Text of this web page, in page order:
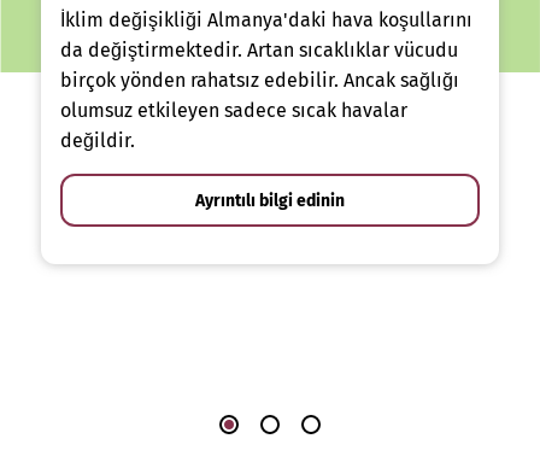
İklim değişikliği Almanya'daki hava koşullarını
da değiştirmektedir. Artan sıcaklıklar vücudu
birçok yönden rahatsız edebilir. Ancak sağlığı
olumsuz etkileyen sadece sıcak havalar
değildir.
Ayrıntılı bilgi edinin